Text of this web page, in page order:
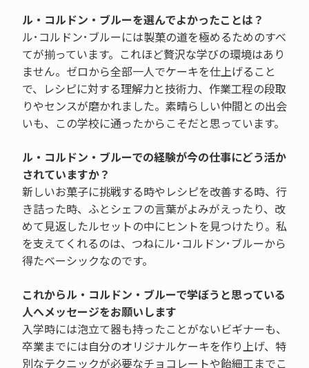
ル・コルドン・ブルーを選んでよかったことは？
ル･コルドン･ブルーには製菓の道を極めるためのすべ
てが揃っています。これほど贅沢な学びの環境はあり
ません。ゼロから全部一人でケーキを仕上げること
で、レシピに対する理解力と技術力、作業工程の段取
りやセンスが磨かれました。素晴らしい仲間との出会
いも、この学校に通ったからこそだと思っています。
ル・コルドン・ブルーでの経験が今の仕事にどう活か
されていますか？
新しいお菓子に挑戦する時やレシピを改善する時、行
き詰った時、ふとシェフの言葉がよみがえったり、改
めて見返したルセットの中にヒントを見つけたり。私
を支えてくれるのは、つねにル･コルドン･ブルーから
得たベーシックなのです。
これからル・コルドン・ブルーで学ぼうと思っている
人へメッセージをお願いします
入学時には泡立て器も持ったことがないビギナーも、
卒業までには自分のオリジナルケーキを作り上げ、特
別なテクニックが必要なチョコレートや飴細工までこ